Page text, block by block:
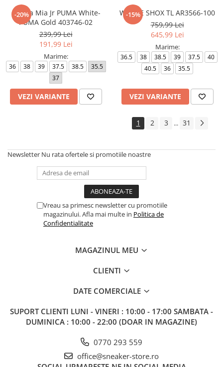
-20%
Carina Mia Jr PUMA White-
PUMA Gold 403746-02
239,99 Lei
191,99 Lei
Marime:
36 38 39 37.5 38.5
35.5
37
VEZI VARIANTE
-15%
W NIKE SHOX TL AR3566-100
759,99 Lei
645,99 Lei
Marime:
36.5 38 38.5 39 37.5
40
40.5
36 35.5
VEZI VARIANTE
1 2 3 ... 31
Newsletter Nu rata ofertele si promotiile noastre
Vreau sa primesc newsletter cu promotiile
magazinului. Afla mai multe in Politica de
Confidentialitate
MAGAZINUL MEU
CLIENTI
DATE COMERCIALE
SUPORT CLIENTI LUNI - VINERI : 10:00 - 17:00 SAMBATA -
DUMINICA : 10:00 - 22:00 (DOAR IN MAGAZINE)
0770 293 559
office@sneaker-store.ro